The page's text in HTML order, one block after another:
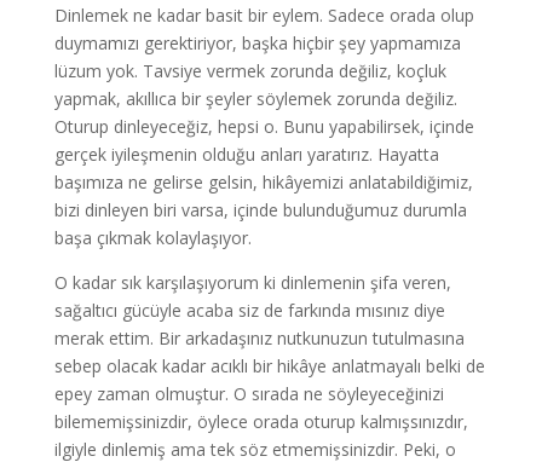
Dinlemek ne kadar basit bir eylem. Sadece orada olup
duymamızı gerektiriyor, başka hiçbir şey yapmamıza
lüzum yok. Tavsiye vermek zorunda değiliz, koçluk
yapmak, akıllıca bir şeyler söylemek zorunda değiliz.
Oturup dinleyeceğiz, hepsi o. Bunu yapabilirsek, içinde
gerçek iyileşmenin olduğu anları yaratırız. Hayatta
başımıza ne gelirse gelsin, hikâyemizi anlatabildiğimiz,
bizi dinleyen biri varsa, içinde bulunduğumuz durumla
başa çıkmak kolaylaşıyor.
O kadar sık karşılaşıyorum ki dinlemenin şifa veren,
sağaltıcı gücüyle acaba siz de farkında mısınız diye
merak ettim. Bir arkadaşınız nutkunuzun tutulmasına
sebep olacak kadar acıklı bir hikâye anlatmayalı belki de
epey zaman olmuştur. O sırada ne söyleyeceğinizi
bilememişsinizdir, öylece orada oturup kalmışsınızdır,
ilgiyle dinlemiş ama tek söz etmemişsinizdir. Peki, o